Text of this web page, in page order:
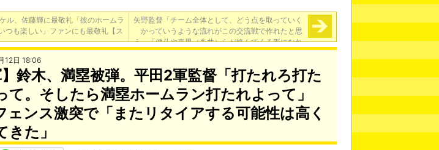
ル、佐藤輝に最敬礼「彼のホームラ
つも楽しい」ファンにも最敬礼【ス
矢野監督「チーム全体として、どう点を取っていく
かっていうような流れがこの交流戦で作れたと思
う」「健斗や嘉男（糸井）らが絡んでくる形になれ
ば、もっといい打線になれると思う」→
12日 18:06
】鈴木、満塁被弾。平田2軍監督「打たれろ打た
て。そしたら満塁ホームラン打たれよって」
ェンス激突で「またリタイアする可能性は高く
きた」